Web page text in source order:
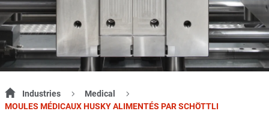
Industries
Medical
MOULES MÉDICAUX HUSKY ALIMENTÉS PAR SCHÖTTLI